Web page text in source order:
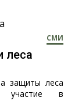
СМИ
леса
защиты леса
участие в